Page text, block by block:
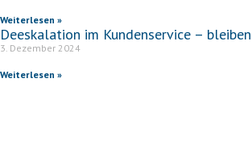
Weiterlesen »
Deeskalation im Kundenservice –
3. Dezember 2024
Weiterlesen »